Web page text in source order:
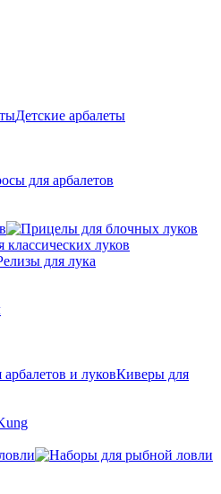
Детские арбалеты
для арбалетов
классических луков
для лука
Киверы для